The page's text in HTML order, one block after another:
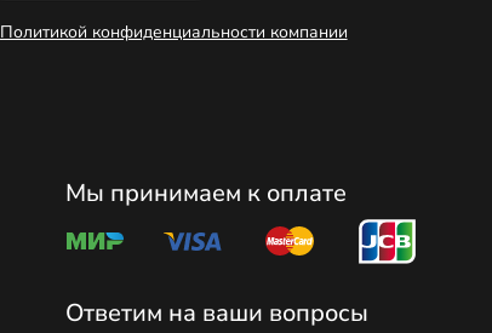
Политикой конфиденциальности компании
Мы принимаем к оплате
Ответим на ваши вопросы